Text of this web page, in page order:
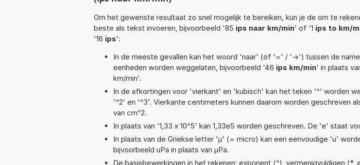
Om het gewenste resultaat zo snel mogelijk te bereiken, kun je de om te
beste als tekst invoeren, bijvoorbeeld '85 ips naar km/min' of '1 ips to km/
'16 ips':
In de meeste gevallen kan het woord 'naar' (of '=' / '->') tussen de
eenheden worden weggelaten, bijvoorbeeld '46 ips km/min' in plaats
km/min'.
In de afkortingen voor 'vierkant' en 'kubisch' kan het teken '^' worden
'^2' en '^3'. Vierkante centimeters kunnen daarom worden geschreven
van cm^2.
In plaats van '1,33 x 10^5' kan 1,33e5 worden geschreven. De 'e' staat
In plaats van de Griekse letter 'µ' (= micro) kan een eenvoudige 'u'
bijvoorbeeld uPa in plaats van µPa.
De basisbewerkingen in het rekenen: exponent (^), vermenigvuldigen (*,